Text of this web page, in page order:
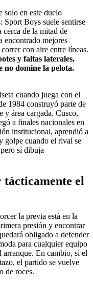
solo en este duelo
Sport Boys suele sentirse
cerca de la mitad de
encontrado mejores
con aire entre líneas.
y faltas laterales,
no domine la pelota.
cuando juega con el
1984 construyó parte de
y área cargada. Cusco,
a finales nacionales en
institucional, aprendió a
golpe cuando el rival se
sí dibuja
tácticamente el
la previa está en la
presión y encontrar
obligado a defender
para cualquier equipo
arranque. En cambio, si el
el partido se vuelve
de roces.